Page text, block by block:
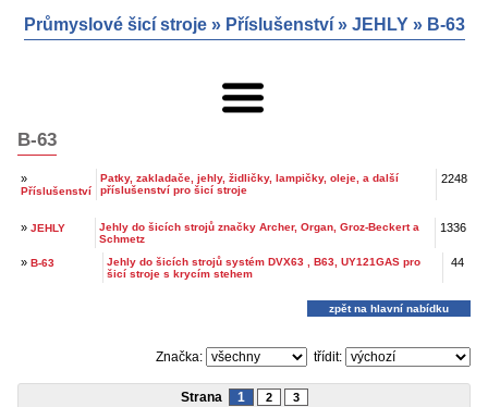
Průmyslové šicí stroje» Příslušenství» JEHLY» B-63
B-63
»
Příslušenství
Patky, zakladače, jehly, židličky, lampičky, oleje, a další
příslušenství pro šicí stroje
2248
» JEHLY
Jehly do šicích strojů značky Archer, Organ, Groz-Beckert a
Schmetz
1336
» B-63
Jehly do šicích strojů systém DVX63 , B63, UY121GAS pro
šicí stroje s krycím stehem
44
zpět na hlavní nabídku
třídit:
Značka:
Strana 1 2 3